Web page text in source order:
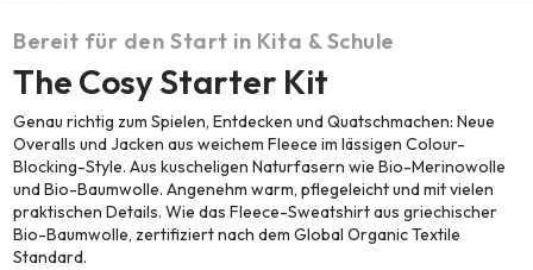
Bereit für den Start in Kita & Schule
The Cosy Starter Kit
Genau richtig zum Spielen, Entdecken und Quatschmachen: Neue
Overalls und Jacken aus weichem Fleece im lässigen Colour-
Blocking-Style. Aus kuscheligen Naturfasern wie Bio-Merinowolle
und Bio-Baumwolle. Angenehm warm, pflegeleicht und mit vielen
praktischen Details. Wie das Fleece-Sweatshirt aus griechischer
Bio-Baumwolle, zertifiziert nach dem Global Organic Textile
Standard.